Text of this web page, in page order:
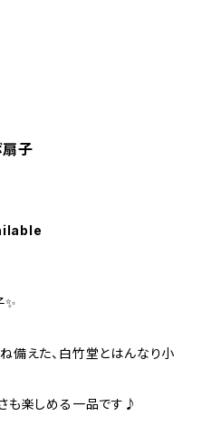
子
✨
備えた、白竹堂とはんなり小
も楽しめる一品です♪